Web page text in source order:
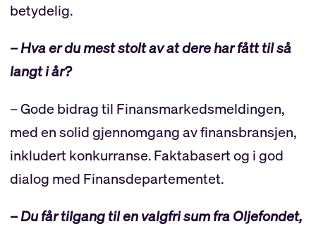
betydelig.
– Hva er du mest stolt av at dere har fått til så
langt i år?
– Gode bidrag til Finansmarkedsmeldingen,
med en solid gjennomgang av finansbransjen,
inkludert konkurranse. Faktabasert og i god
dialog med Finansdepartementet.
– Du får tilgang til en valgfri sum fra Oljefondet,